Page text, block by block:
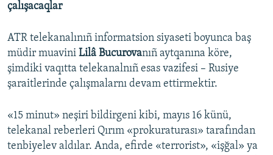
çalışacaqlar
ATR telekanalınıñ informatsion siyaseti boyunca baş
müdir muavini Lilâ Bucurovanıñ aytqanına köre,
şimdiki vaqıtta telekanalnıñ esas vazifesi – Rusiye
şaraitlerinde çalışmalarnı devam ettirmektir.
«15 minut» neşiri bildirgeni kibi, mayıs 16 künü,
telekanal reberleri Qırım «prokuraturası» tarafından
tenbiyelev aldılar. Anda, efirde «terrorist», «işğal» ya